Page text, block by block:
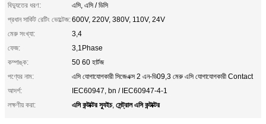
বিদ্যুতের ধরণ:
এসি, এসি / ডিসি
প্রধান সার্কিট রেটিং ভোল্টেজ:600V, 220V, 380V, 110V, 24V
মেরু সংখ্যা:
3,4
ফেজ:
3,1Phase
কম্পাঙ্ক:
50 60 হার্টজ
পণ্যের নাম:
এসি যোগাযোগকারী সিজেএক্স 2 এন-ডি09,3 মেরু এসি যোগাযোগকারী Contact
আদর্শ:
IEC60947, bn / IEC60947-4-1
লক্ষণীয় করা:
এসি কন্টাক্টর স্যুইচ, সেন্ট্রাল এসি কন্টাক্টর